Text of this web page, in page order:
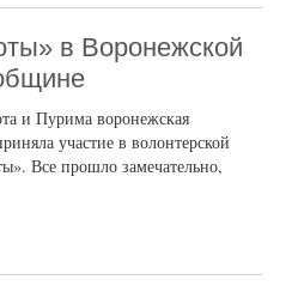
в Воронежской
и Пурима воронежская
участие в волонтерской
Все прошло замечательно,